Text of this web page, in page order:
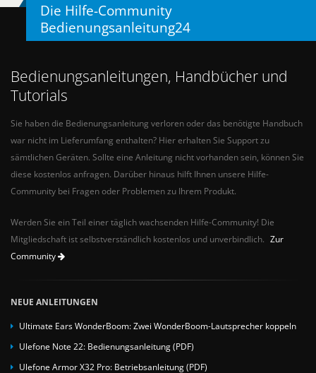
Die Hilfe-Community
Bedienungsanleitung24
Bedienungsanleitungen, Handbücher und
Tutorials
Sie haben die Bedienungsanleitung verloren oder das benötigte Handbuch
war nicht im Lieferumfang enthalten? Hier erhalten Sie Support zu
sämtlichen Geräten. Sollte eine Anleitung nicht vorhanden sein, können Sie
diese kostenlos anfragen. Darüber hinaus hilft Ihnen unsere Hilfe-
Community bei Fragen oder Problemen zu Ihrem Produkt.
Werden Sie ein Teil einer täglich wachsenden Hilfe-Community! Die
Mitgliedschaft ist selbstverständlich kostenlos und unverbindlich. Zur
Community
NEUE ANLEITUNGEN
Ultimate Ears WonderBoom: Zwei WonderBoom-Lautsprecher koppeln
Ulefone Note 22: Bedienungsanleitung (PDF)
Ulefone Armor X32 Pro: Betriebsanleitung (PDF)